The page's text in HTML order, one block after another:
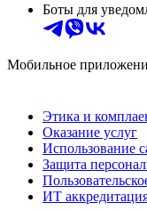
Боты для
Мобильное
Этика и
Оказание услуг
Использование
Защита
ИТ